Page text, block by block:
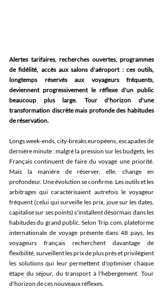
Alertes tarifaires, recherches ouvertes, programmes
de fidélité, accès aux salons d'aéroport : ces outils,
longtemps réservés aux voyageurs fréquents,
deviennent progressivement le réflexe d'un public
beaucoup plus large. Tour d'horizon d'une
transformation discrète mais profonde des habitudes
de réservation.
Longs week-ends, city-breaks européens, escapades de
dernière minute : malgré la pression sur les budgets, les
Français continuent de faire du voyage une priorité.
Mais la manière de réserver, elle, change en
profondeur. Une évolution se confirme. Les outils et les
arbitrages qui caractérisaient autrefois le voyageur
fréquent (celui qui surveille les prix, joue sur les dates,
capitalise sur ses points) s'installent désormais dans les
habitudes du grand public. Selon Trip.com, plateforme
internationale de voyage présente dans 48 pays, les
voyageurs français recherchent davantage de
flexibilité, surveillent les prix de plus près et privilégient
les solutions qui leur permettent d'optimiser chaque
étape du séjour, du transport à l'hébergement. Tour
d'horizon de ces nouveaux réflexes.